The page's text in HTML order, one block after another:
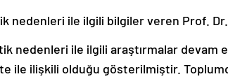
nedenleri ile ilgili bilgiler veren Prof. Dr.
nedenleri ile ilgili araştırmalar devam
ile ilişkili olduğu gösterilmiştir.